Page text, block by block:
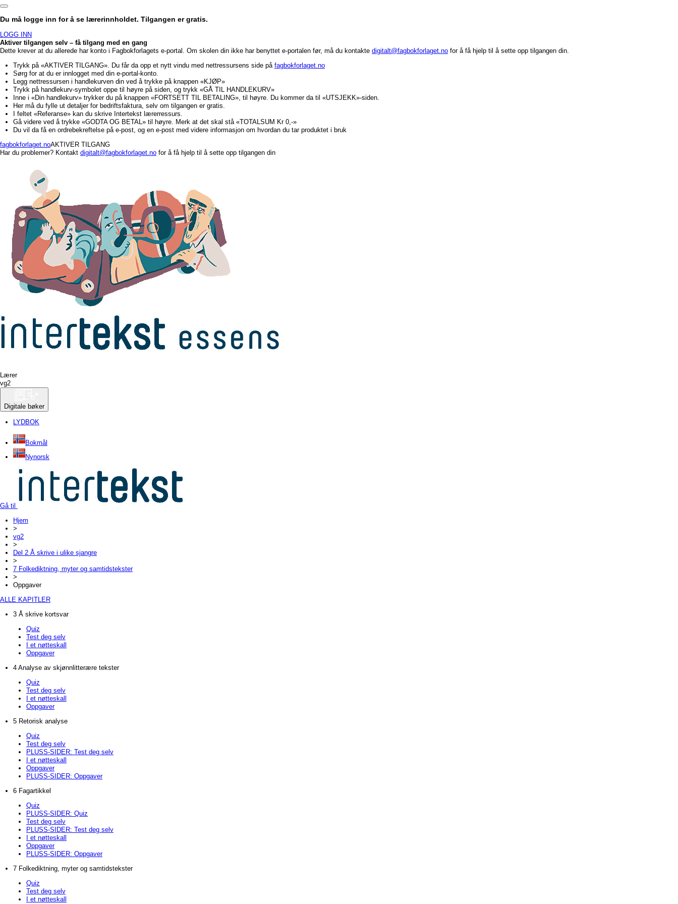
Du må logge inn for å se lærerinnholdet. Tilgangen er gratis.
LOGG INN
Aktiver tilgangen selv – få tilgang med en gang
Dette krever at du allerede har konto i Fagbokforlagets e-portal. Om skolen din ikke har benyttet e-portalen før, må du kontakte digitalt@fagbokforlaget.no for å få hjelp til å sette opp tilgangen din.
Trykk på «AKTIVER TILGANG». Du får da opp et nytt vindu med nettressursens side på fagbokforlaget.no
Sørg for at du er innlogget med din e-portal-konto.
Legg nettressursen i handlekurven din ved å trykke på knappen «KJØP»
Trykk på handlekurv-symbolet oppe til høyre på siden, og trykk «GÅ TIL HANDLEKURV»
Inne i «Din handlekurv» trykker du på knappen «FORTSETT TIL BETALING», til høyre. Du kommer da til «UTSJEKK»-siden.
Her må du fylle ut detaljer for bedriftsfaktura, selv om tilgangen er gratis.
I feltet «Referanse» kan du skrive Intertekst lærerressurs.
Gå videre ved å trykke «GODTA OG BETAL» til høyre. Merk at det skal stå «TOTALSUM Kr 0,-»
Du vil da få en ordrebekreftelse på e-post, og en e-post med videre informasjon om hvordan du tar produktet i bruk
fagbokforlaget.noAKTIVER TILGANG
Har du problemer? Kontakt digitalt@fagbokforlaget.no for å få hjelp til å sette opp tilgangen din
Lærer
vg2
Digitale bøker
LYDBOK
Bokmål
Nynorsk
Gå til
Hjem
>
vg2
>
Del 2 Å skrive i ulike sjangre
>
7 Folkediktning, myter og samtidstekster
>
Oppgaver
ALLE KAPITLER
3 Å skrive kortsvar
Quiz
Test deg selv
I et nøtteskall
Oppgaver
4 Analyse av skjønnlitterære tekster
Quiz
Test deg selv
I et nøtteskall
Oppgaver
5 Retorisk analyse
Quiz
Test deg selv
PLUSS-SIDER: Test deg selv
I et nøtteskall
Oppgaver
PLUSS-SIDER: Oppgaver
6 Fagartikkel
Quiz
PLUSS-SIDER: Quiz
Test deg selv
PLUSS-SIDER: Test deg selv
I et nøtteskall
Oppgaver
PLUSS-SIDER: Oppgaver
7 Folkediktning, myter og samtidstekster
Quiz
Test deg selv
I et nøtteskall